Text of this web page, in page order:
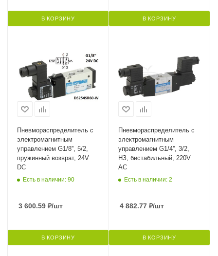
В КОРЗИНУ В КОРЗИНУ
Пневмораспределитель с
электромагнитным
управлением G1/8'', 5/2,
пружинный возврат, 24V
DC
Есть в наличии: 90
3 600.59 ₽/шт
В КОРЗИНУ
Пневмораспределитель с
электромагнитным
управлением G1/4'', 3/2,
НЗ, бистабильный, 220V
AC
Есть в наличии: 2
4 882.77 ₽/шт
В КОРЗИНУ